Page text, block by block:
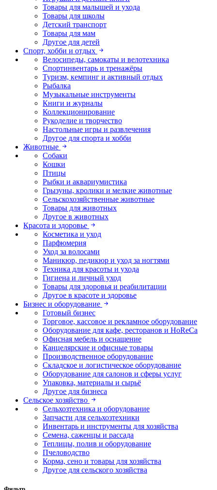
Товары для малышей и ухода
Товары для школы
Детский транспорт
Товары для мам
Другое для детей
Спорт, хобби и отдых
Велосипеды, самокаты и велотехника
Спортинвентарь и тренажёры
Туризм, кемпинг и активный отдых
Рыбалка
Музыкальные инструменты
Книги и журналы
Коллекционирование
Рукоделие и творчество
Настольные игры и развлечения
Другое для спорта и хобби
Животные
Собаки
Кошки
Птицы
Рыбки и аквариумистика
Грызуны, кролики и мелкие животные
Сельскохозяйственные животные
Товары для животных
Другое в животных
Красота и здоровье
Косметика и уход
Парфюмерия
Уход за волосами
Маникюр, педикюр и уход за ногтями
Техника для красоты и ухода
Гигиена и личный уход
Товары для здоровья и реабилитации
Другое в красоте и здоровье
Бизнес и оборудование
Готовый бизнес
Торговое, кассовое и рекламное оборудование
Оборудование для кафе, ресторанов и HoReCa
Офисная мебель и оснащение
Канцелярские и офисные товары
Производственное оборудование
Складское и логистическое оборудование
Оборудование для салонов и сферы услуг
Упаковка, материалы и сырьё
Другое для бизнеса
Сельское хозяйство
Сельхозтехника и оборудование
Запчасти для сельхозтехники
Инвентарь и инструменты для хозяйства
Семена, саженцы и рассада
Теплицы, полив и оборудование
Пчеловодство
Корма, сено и товары для хозяйства
Другое для сельского хозяйства